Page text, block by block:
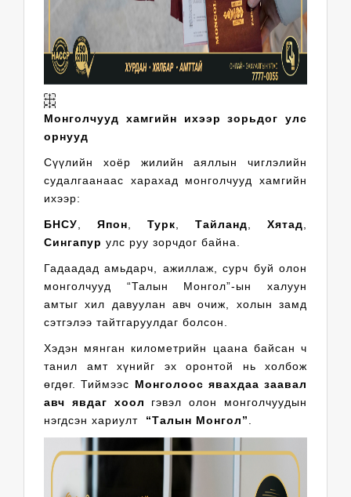
Монголчууд хамгийн ихээр зорьдог улс
орнууд
Сүүлийн хоёр жилийн аяллын чиглэлийн
судалгаанаас харахад монголчууд хамгийн
ихээр:
БНСУ, Япон, Турк, Тайланд, Хятад,
Сингапур улс руу зорчдог байна.
Гадаадад амьдарч, ажиллаж, сурч буй олон
монголчууд “Талын Монгол”-ын халуун
амтыг хил давуулан авч очиж, холын замд
сэтгэлээ тайтгаруулдаг болсон.
Хэдэн мянган километрийн цаана байсан ч
танил амт хүнийг эх оронтой нь холбож
өгдөг. Тиймээс Монголоос явахдаа заавал
авч явдаг хоол
гэвэл олон монголчуудын
нэгдсэн хариулт “Талын Монгол”.